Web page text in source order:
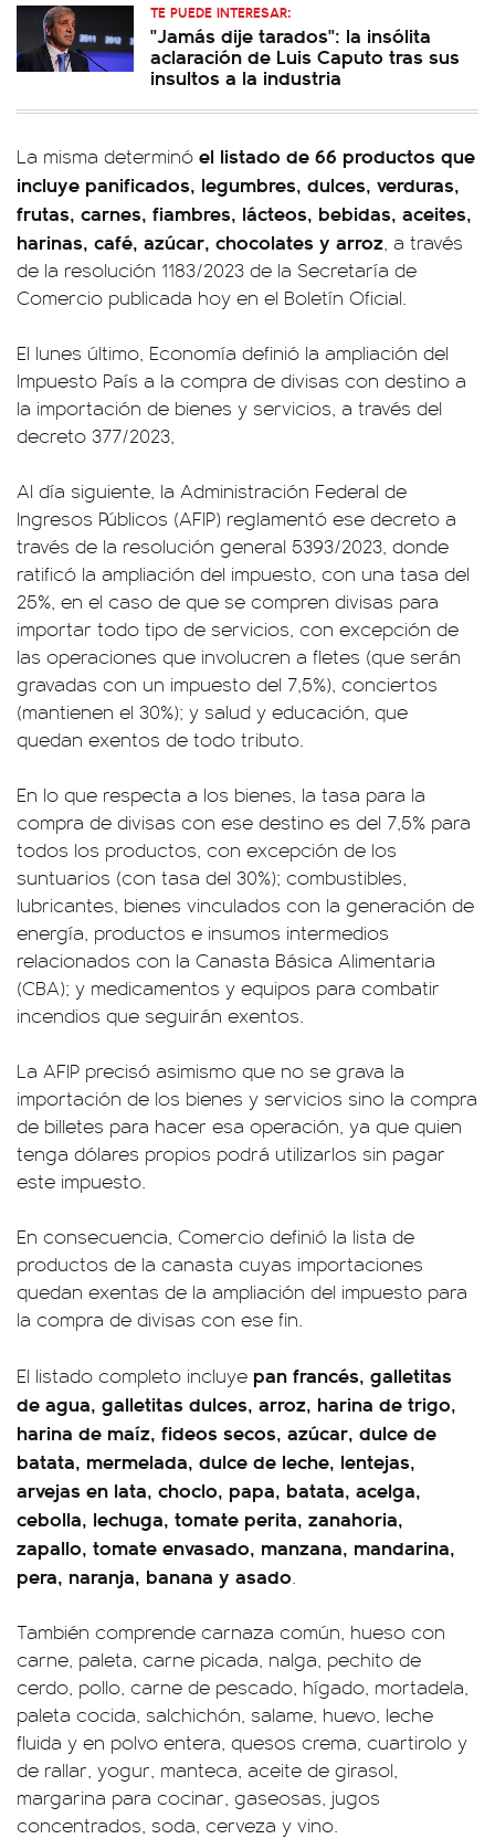
TE PUEDE INTERESAR:
"Jamás dije tarados": la insólita
aclaración de Luis Caputo tras sus
insultos a la industria
La misma determinó el listado de 66 productos que
incluye panificados, legumbres, dulces, verduras,
frutas, carnes, fiambres, lácteos, bebidas, aceites,
harinas, café, azúcar, chocolates y arroz, a través
de la resolución 1183/2023 de la Secretaría de
Comercio publicada hoy en el Boletín Oficial.
El lunes último, Economía definió la ampliación del
Impuesto País a la compra de divisas con destino a
la importación de bienes y servicios, a través del
decreto 377/2023,
Al día siguiente, la Administración Federal de
Ingresos Públicos (AFIP) reglamentó ese decreto a
través de la resolución general 5393/2023, donde
ratificó la ampliación del impuesto, con una tasa del
25%, en el caso de que se compren divisas para
importar todo tipo de servicios, con excepción de
las operaciones que involucren a fletes (que serán
gravadas con un impuesto del 7,5%), conciertos
(mantienen el 30%); y salud y educación, que
quedan exentos de todo tributo.
En lo que respecta a los bienes, la tasa para la
compra de divisas con ese destino es del 7,5% para
todos los productos, con excepción de los
suntuarios (con tasa del 30%); combustibles,
lubricantes, bienes vinculados con la generación de
energía, productos e insumos intermedios
relacionados con la Canasta Básica Alimentaria
(CBA); y medicamentos y equipos para combatir
incendios que seguirán exentos.
La AFIP precisó asimismo que no se grava la
importación de los bienes y servicios sino la compra
de billetes para hacer esa operación, ya que quien
tenga dólares propios podrá utilizarlos sin pagar
este impuesto.
En consecuencia, Comercio definió la lista de
productos de la canasta cuyas importaciones
quedan exentas de la ampliación del impuesto para
la compra de divisas con ese fin.
El listado completo incluye pan francés, galletitas
de agua, galletitas dulces, arroz, harina de trigo,
harina de maíz, fideos secos, azúcar, dulce de
batata, mermelada, dulce de leche, lentejas,
arvejas en lata, choclo, papa, batata, acelga,
cebolla, lechuga, tomate perita, zanahoria,
zapallo, tomate envasado, manzana, mandarina,
pera, naranja, banana y asado.
También comprende carnaza común, hueso con
carne, paleta, carne picada, nalga, pechito de
cerdo, pollo, carne de pescado, hígado, mortadela,
paleta cocida, salchichón, salame, huevo, leche
fluida y en polvo entera, quesos crema, cuartirolo y
de rallar, yogur, manteca, aceite de girasol,
margarina para cocinar, gaseosas, jugos
concentrados, soda, cerveza y vino.